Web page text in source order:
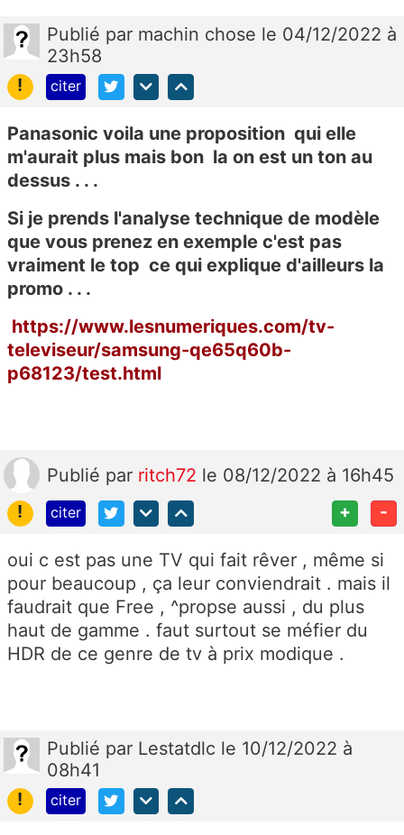
Publié par machin chose le 04/12/2022 à
23h58
!
citer
Panasonic voila une proposition qui elle
m'aurait plus mais bon la on est un ton au
dessus . . .
Si je prends l'analyse technique de modèle
que vous prenez en exemple c'est pas
vraiment le top ce qui explique d'ailleurs la
promo . . .
https://www.lesnumeriques.com/tv-
televiseur/samsung-qe65q60b-
p68123/test.html
Publié par ritch72 le 08/12/2022 à 16h45
!
citer + -
oui c est pas une TV qui fait rêver , même si
pour beaucoup , ça leur conviendrait . mais il
faudrait que Free , ^propse aussi , du plus
haut de gamme . faut surtout se méfier du
HDR de ce genre de tv à prix modique .
Publié par Lestatdlc le 10/12/2022 à
08h41
!
citer